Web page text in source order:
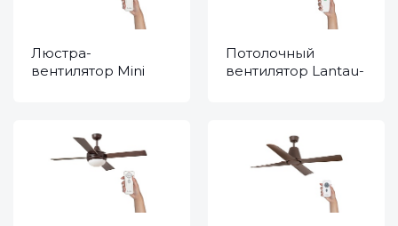
Люстра-
вентилятор Mini
Потолочный
вентилятор Lantau-